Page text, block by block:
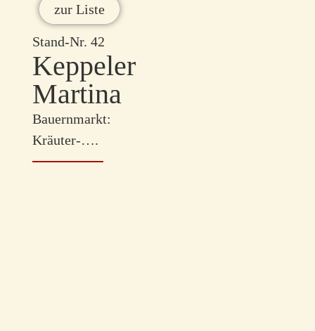
zur Liste
Stand-Nr. 42
Keppeler
Martina
Bauernmarkt:
Kräuter-….